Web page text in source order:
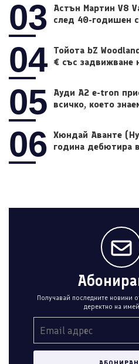
03
Астън Мартин V8
след 40-годишен
04 Тойота bZ
€ със задвижване
05
Ауди A2 e-tron
всичко, което
06
Хюндай Аванте
година дебютира
Получавай последните новини
деректно на